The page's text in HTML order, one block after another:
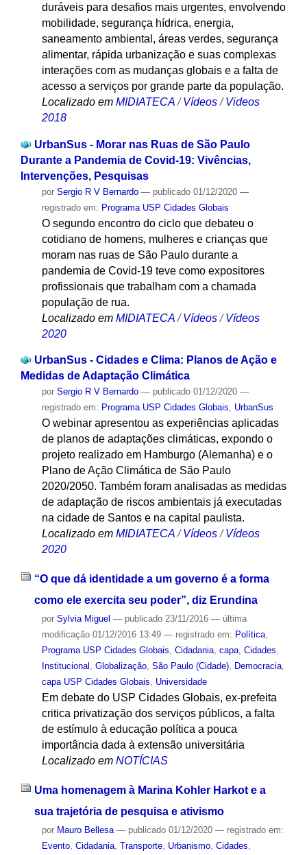
duráveis para desafios mais urgentes, envolvendo
mobilidade, segurança hídrica, energia,
saneamento ambiental, áreas verdes, segurança
alimentar, rápida urbanização e suas complexas
interações com as mudanças globais e a falta de
acesso a serviços por grande parte da população.
Localizado em MIDIATECA /Vídeos /Videos
2018
UrbanSus - Morar nas Ruas de São Paulo
Durante a Pandemia de Covid-19: Vivências,
Intervenções, Pesquisas
por Sergio R V Bernardo — publicado01/12/2020 —
registrado em: Programa USP Cidades Globais
O segundo encontro do ciclo que debateu o
cotidiano de homens, mulheres e crianças que
moram nas ruas de São Paulo durante a
pandemia de Covid-19 teve como expositores
profissionais que trabalham com a chamada
população de rua.
Localizado em MIDIATECA /Vídeos /Vídeos
2020
UrbanSus - Cidades e Clima: Planos de Ação e
Medidas de Adaptação Climática
por Sergio R V Bernardo — publicado01/12/2020 —
registrado em: Programa USP Cidades Globais, UrbanSus
O webinar apresentou as experiências aplicadas
de planos de adaptações climáticas, expondo o
projeto realizado em Hamburgo (Alemanha) e o
Plano de Ação Climática de São Paulo
2020/2050. Também foram analisadas as medidas
de adaptação de riscos ambientais já executadas
na cidade de Santos e na capital paulista.
Localizado em MIDIATECA /Vídeos /Vídeos
2020
“O que dá identidade a um governo é a forma
como ele exercita seu poder”, diz Erundina
por Sylvia Miguel — publicado23/11/2016 — última
modificação01/12/2016 13:49 — registrado em: Política,
Programa USP Cidades Globais, Cidadania, capa, Cidades,
Institucional , Globalização, São Paulo (Cidade), Democracia,
capa USP Cidades Globais, Universidade
Em debate do USP Cidades Globais, ex-prefeita
critica privatização dos serviços públicos, a falta
de estímulo à educação política a pouca
importância dada à extensão universitária
Localizado em NOTÍCIAS
Uma homenagem à Marina Kohler Harkot e a
sua trajetória de pesquisa e ativismo
por Mauro Bellesa — publicado01/12/2020 — registrado em:
Evento, Cidadania, Transporte, Urbanismo, Cidades